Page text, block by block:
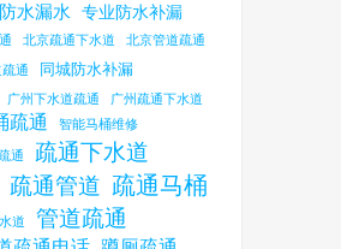
水漏水 专业防水补漏
北京疏通下水道 北京管道疏通
通 同城防水补漏
广州下水道疏通
广州疏通下水道
疏通 智能马桶维修
通 疏通下水道
疏通管道 疏通马桶
道 管道疏通